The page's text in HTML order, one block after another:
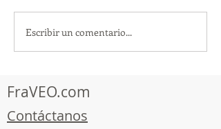
TourTravelynByFraveo
participó en la
Escribir un comentario...
FraVEO.com
Contáctanos